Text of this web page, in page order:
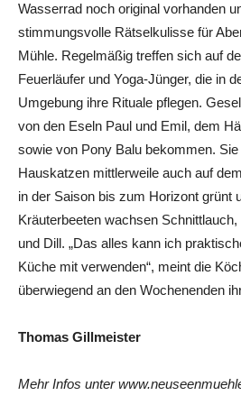
Wasserrad noch original vorhanden
stimmungsvolle Rätselkulisse für
Mühle. Regelmäßig treffen sich auf
Feuerläufer und Yoga-Jünger, die in
Umgebung ihre Rituale pflegen.
von den Eseln Paul und Emil, dem
sowie von Pony Balu bekommen.
Hauskatzen mittlerweile auch auf
in der Saison bis zum Horizont grünt
Kräuterbeeten wachsen
und Dill. „Das alles kann ich
Küche mit verwenden“, meint die
überwiegend an den Wochenenden
Thomas Gillmeister
Mehr Infos unter